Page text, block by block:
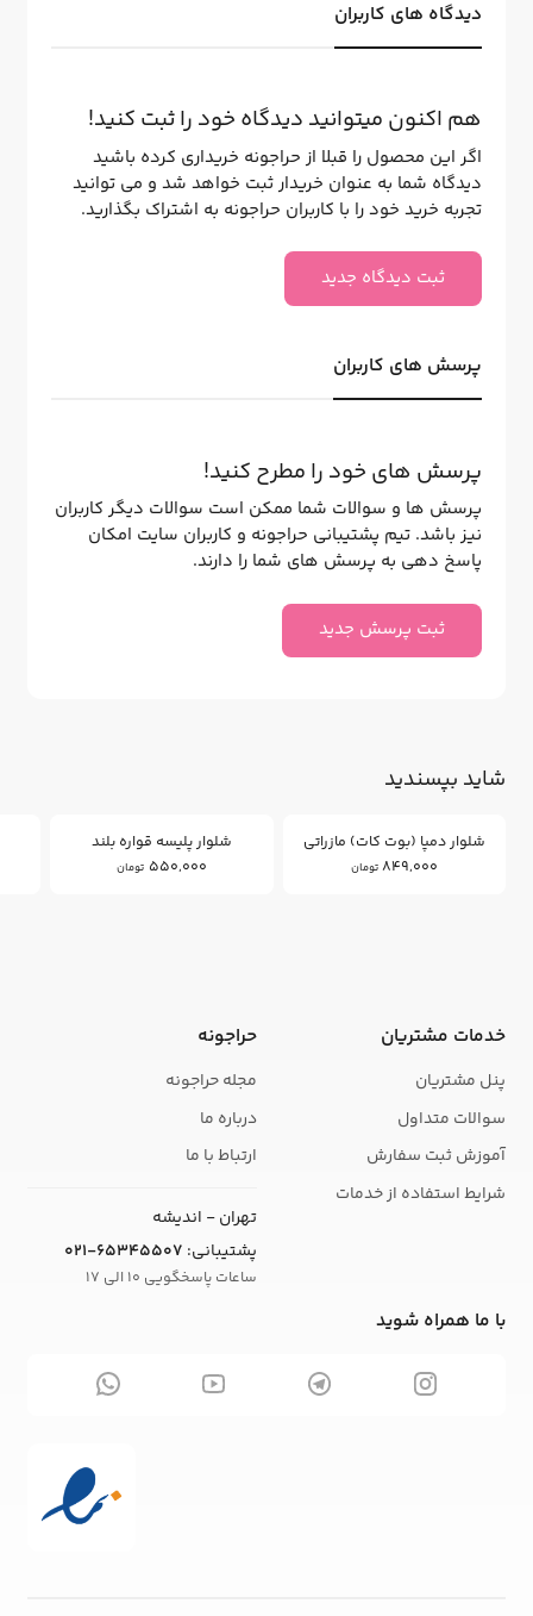
دیدگاه های کاربران
هم اکنون میتوانید دیدگاه خود را ثبت کنید!
اگر این محصول را قبلا از حراجونه خریداری کرده باشید
دیدگاه شما به عنوان خریدار ثبت خواهد شد و می توانید
تجربه خرید خود را با کاربران حراجونه به اشتراک بگذارید.
ثبت دیدگاه جدید
پرسش های کاربران
پرسش های خود را مطرح کنید!
پرسش ها و سوالات شما ممکن است سوالات دیگر کاربران
نیز باشد. تیم پشتیبانی حراجونه و کاربران سایت امکان
پاسخ دهی به پرسش های شما را دارند.
ثبت پرسش جدید
شاید بپسندید
شلوار دمپا (بوت کات) مازراتی
849,000 تومان
شلوار پلیسه قواره بلند
550,000 تومان
خدمات مشتریان
پنل مشتریان
سوالات متداول
آموزش ثبت سفارش
شرایط استفاده از خدمات
حراجونه
مجله حراجونه
درباره ما
ارتباط با ما
تهران - اندیشه
پشتیبانی: 021-65345507
ساعات پاسخگویی 10 الی 17
با ما همراه شوید